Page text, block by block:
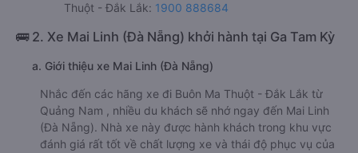
Thuột - Đắk Lắk: 1900 888684
🚌 2. Xe Mai Linh (Đà Nẵng) khởi hành tại Ga Tam Kỳ
a. Giới thiệu xe Mai Linh (Đà Nẵng)
Nhắc đến các hãng xe đi Buôn Ma Thuột - Đắk Lắk từ
Quảng Nam , nhiều du khách sẽ nhớ ngay đến Mai Linh
(Đà Nẵng). Nhà xe này được hành khách trong khu vực
đánh giá rất tốt về chất lượng xe và thái độ phục vụ của